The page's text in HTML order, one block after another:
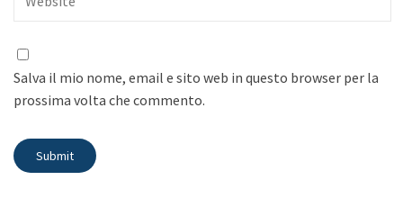
Salva il mio nome, email e sito web in questo browser per la
prossima volta che commento.